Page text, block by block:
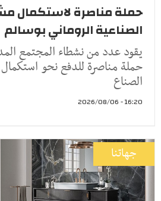
حملة مناصرة لاستكمال
الصناعية الروماني بوسالم
يقود عدد من نشطاء المجتمع
حملة مناصرة للدفع نحو استكمال
الصناع
16:20 - 2026/08/06
جهاتنا